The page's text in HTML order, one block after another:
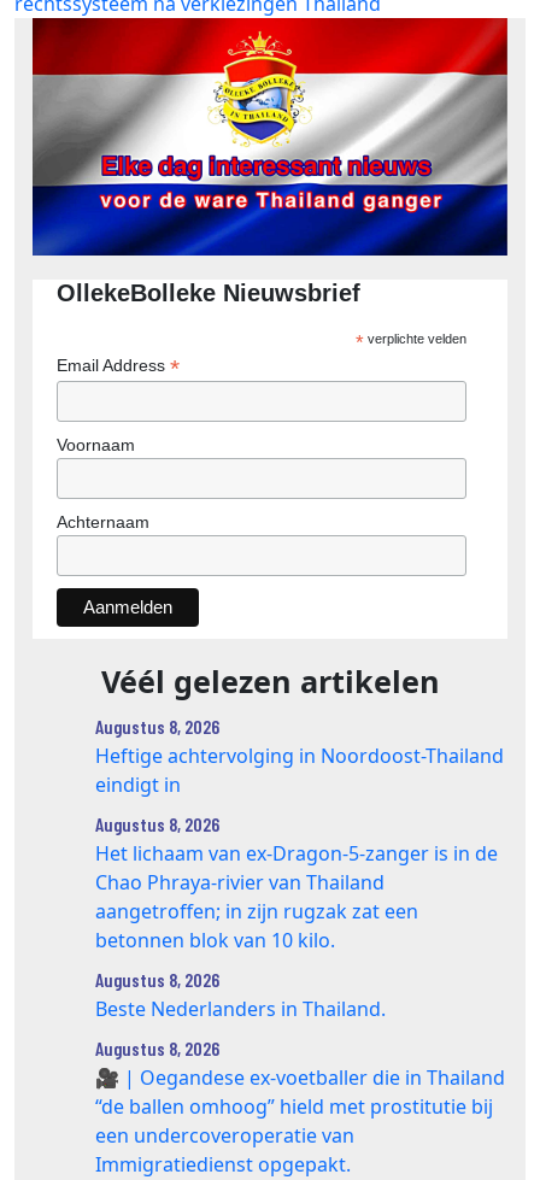
OllekeBolleke Nieuwsbrief
*verplichte velden
Email Address *
Voornaam
Achternaam
Véél gelezen artikelen
Augustus 8, 2026
Heftige achtervolging in Noordoost-Thailand
eindigt in
Augustus 8, 2026
Het lichaam van ex-Dragon‑5‑zanger is in de
Chao Phraya‑rivier van Thailand
aangetroffen; in zijn rugzak zat een
betonnen blok van 10 kilo.
Augustus 8, 2026
Beste Nederlanders in Thailand.
Augustus 8, 2026
🎥 | Oegandese ex-voetballer die in Thailand
“de ballen omhoog” hield met prostitutie bij
een undercoveroperatie van
Immigratiedienst opgepakt.